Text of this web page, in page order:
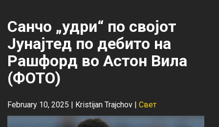
Санчо „удри“ по својот
Јунајтед по дебито на
Рашфорд во Астон Вила
(ФОТО)
February 10, 2025 | Kristijan Trajchov | Свет